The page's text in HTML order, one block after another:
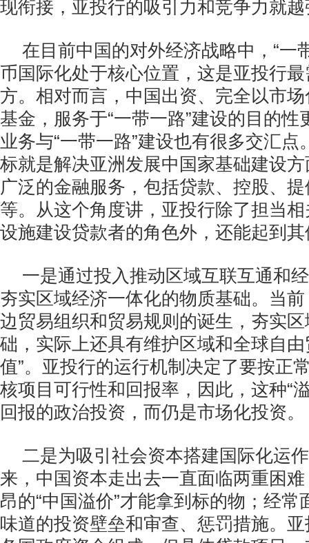
现衔接，亚投行的吸引力和竞争力就
在目前中国的对外经济战略中，“一
币国际化处于核心位置，这是亚投行
方。相对而言，中国出资、完全以市
基金，服务于“一带一路”建设的目的性
业务与“一带一路”建设也有很多交汇点
标就是解决亚洲发展中国家基础建设
广泛的金融服务，包括贷款、控股、
等。从这个角度讲，亚投行除了担当
设施建设贷款者的角色外，还能起到
一是通过投入推动区域互联互通和
夯实区域经济一体化的物质基础。当
边贸易组织和贸易规则的诞生，夯实
础，实际上还具有维护区域和全球自由
值”。亚投行的运行机制决定了要按正
核项目可行性和回报率，因此，这种“
回报的政治投资，而仍是市场化投资。
二是为吸引社会资本搭建国际化运
来，中国资本走出去一直面临两重困
昂的“中国溢价”才能拿到标的物；经常
味道的投资壁垒和审查、惩罚措施。